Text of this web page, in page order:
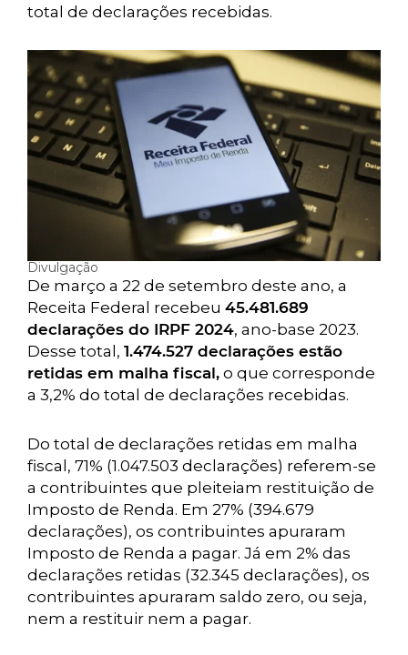
total de declarações recebidas.
Divulgação
De março a 22 de setembro deste ano, a
Receita Federal recebeu 45.481.689
declarações do IRPF 2024, ano-base 2023.
Desse total, 1.474.527 declarações estão
retidas em malha fiscal, o que corresponde
a 3,2% do total de declarações recebidas.
Do total de declarações retidas em malha
fiscal, 71% (1.047.503 declarações) referem-se
a contribuintes que pleiteiam restituição de
Imposto de Renda. Em 27% (394.679
declarações), os contribuintes apuraram
Imposto de Renda a pagar. Já em 2% das
declarações retidas (32.345 declarações), os
contribuintes apuraram saldo zero, ou seja,
nem a restituir nem a pagar.